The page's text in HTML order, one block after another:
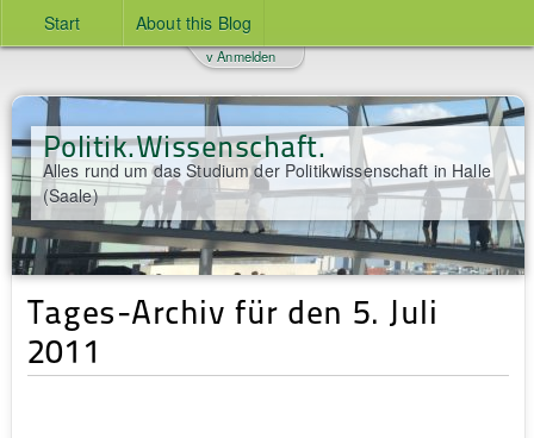
Start About this Blog
Politik.Wissenschaft.
Alles rund um das Studium der Politikwissenschaft in Halle
(Saale)
v Anmelden
Tages-Archiv für den 5. Juli
2011